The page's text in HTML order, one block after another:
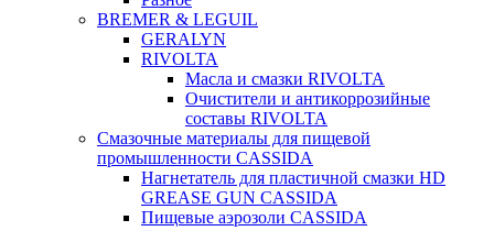
BREMER & LEGUIL
GERALYN
RIVOLTA
Масла и смазки RIVOLTA
Очистители и антикоррозийные
составы RIVOLTA
Смазочные материалы для пищевой
промышленности CASSIDA
Нагнетатель для пластичной смазки HD
GREASE GUN CASSIDA
Пищевые аэрозоли CASSIDA